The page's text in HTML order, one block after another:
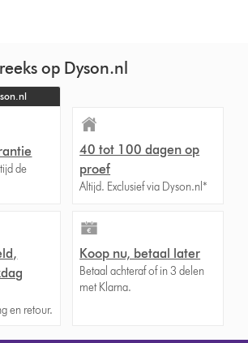
op Dyson.nl
de
40 tot 100 dagen op
proef
Altijd. Exclusief via Dyson.nl*
en retour.
Koop nu, betaal later
Betaal achteraf of in 3 delen
met Klarna.